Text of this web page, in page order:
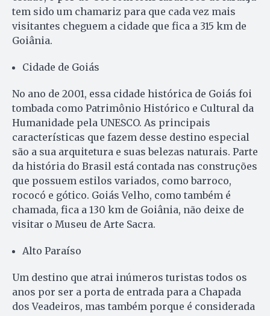
tem sido um chamariz para que cada vez mais
visitantes cheguem a cidade que fica a 315 km de
Goiânia.
Cidade de Goiás
No ano de 2001, essa cidade histórica de Goiás foi
tombada como Patrimônio Histórico e Cultural da
Humanidade pela UNESCO. As principais
características que fazem desse destino especial
são a sua arquitetura e suas belezas naturais. Parte
da história do Brasil está contada nas construções
que possuem estilos variados, como barroco,
rococó e gótico. Goiás Velho, como também é
chamada, fica a 130 km de Goiânia, não deixe de
visitar o Museu de Arte Sacra.
Alto Paraíso
Um destino que atrai inúmeros turistas todos os
anos por ser a porta de entrada para a Chapada
dos Veadeiros, mas também porque é considerada